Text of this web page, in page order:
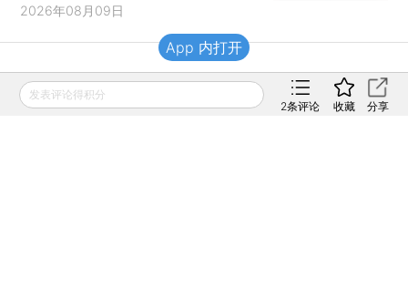
2026年08月09日
财新移动
发表评论得积分
2条评论 收藏 分享
App 内打开